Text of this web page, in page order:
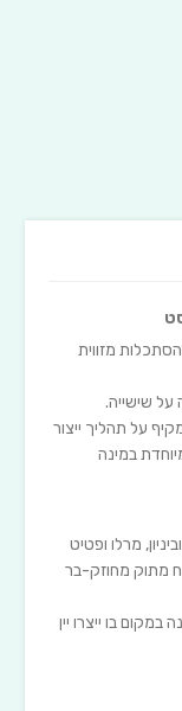
מזווית
על תהליך ייצור
במינה
סוביניון, מרלו ופטיט
סוביניון 2012, יין קינוח מתוק מחוזק-בר
חוות זעק ממוקם במערה בת 2000 שנה במקום בו ייצרו יין